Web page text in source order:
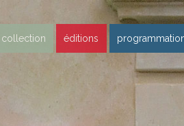
collection éditions